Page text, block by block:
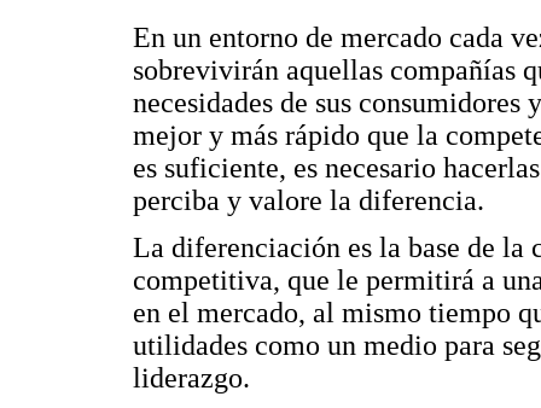
En un entorno de mercado cada
sobrevivirán aquellas compañías
necesidades de sus consumidores
mejor y más rápido que la
es suficiente, es necesario
perciba y valore la diferencia.
La diferenciación es la base de la
competitiva, que le permitirá a
en el mercado, al mismo tiempo
utilidades como un medio para
liderazgo.